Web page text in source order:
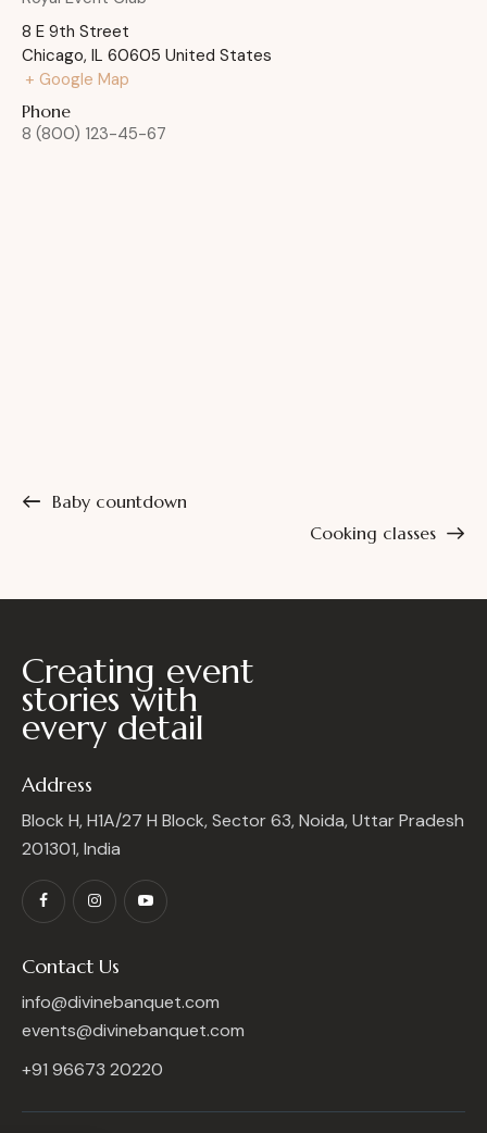
8 E 9th Street
Chicago, IL 60605 United States
+ Google Map
Phone
8 (800) 123-45-67
Baby countdown
Cooking classes
Creating event
stories with
every detail
Address
Block H, H1A/27 H Block, Sector 63, Noida, Uttar Pradesh
201301, India
Contact Us
info@divinebanquet.com
events@divinebanquet.com
+91 96673 20220